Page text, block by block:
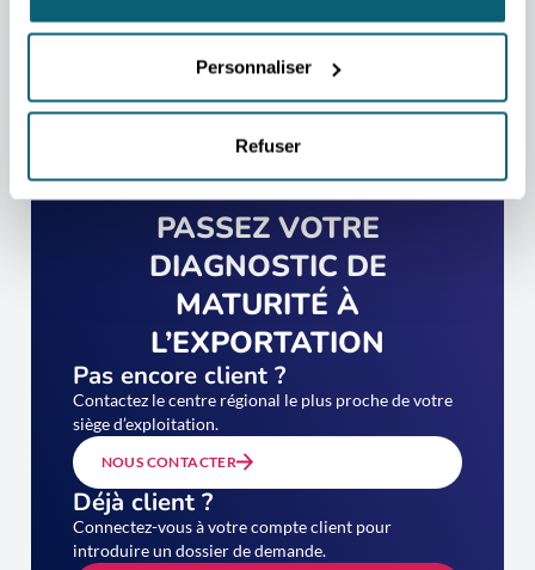
Personnaliser
Refuser
PASSEZ VOTRE
DIAGNOSTIC DE
MATURITÉ À
L’EXPORTATION
Pas encore client ?
Contactez le centre régional le plus proche de votre
siège d’exploitation.
NOUS CONTACTER
Déjà client ?
Connectez-vous à votre compte client pour
introduire un dossier de demande.